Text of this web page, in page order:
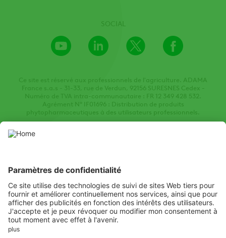
Youtube
Channel
LinkedIn
Ce site est réservé aux professionnels de l'agriculture. ADAMA
France s.a.s - 31-33, rue de Verdun, 92156 SURESNES Cedex -
Numéro de TVA intra-communautaire : FR 12 349 428 532.
Agrément N° IF01696 : Distribution de produits
phytopharmaceutiques à des utilisateurs professionnels.
Ce site web présente des produits phytopharmaceutiques autorisés
par les autorités locales de protection des végétaux compétentes.
instructions supplémentaires, aux pictogrammes et aux mentions
de danger pour assurer une utilisation sûre du produit.
Listen Learn Deliver